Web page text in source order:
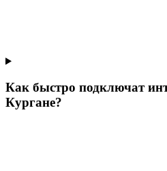
Как быстро подключат
Кургане?